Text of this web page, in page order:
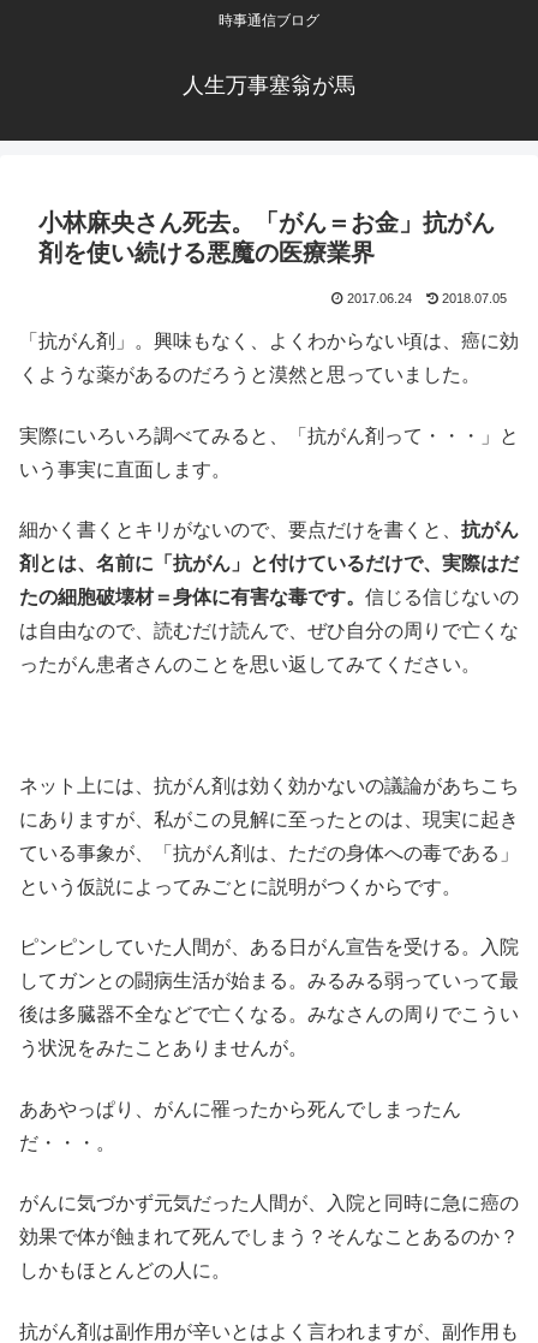
時事通信ブログ
人生万事塞翁が馬
小林麻央さん死去。「がん＝お金」抗がん
剤を使い続ける悪魔の医療業界
2017.06.24 2018.07.05
「抗がん剤」。興味もなく、よくわからない頃は、癌に効
くような薬があるのだろうと漠然と思っていました。
実際にいろいろ調べてみると、「抗がん剤って・・・」と
いう事実に直面します。
細かく書くとキリがないので、要点だけを書くと、 抗がん
剤とは、名前に「抗がん」と付けているだけで、実際はだ
たの細胞破壊材＝身体に有害な毒です。 信じる信じないの
は自由なので、読むだけ読んで、ぜひ自分の周りで亡くな
ったがん患者さんのことを思い返してみてください。
ネット上には、抗がん剤は効く効かないの議論があちこち
にありますが、私がこの見解に至ったとのは、現実に起き
ている事象が、「抗がん剤は、ただの身体への毒である」
という仮説によってみごとに説明がつくからです。
ピンピンしていた人間が、ある日がん宣告を受ける。入院
してガンとの闘病生活が始まる。みるみる弱っていって最
後は多臓器不全などで亡くなる。みなさんの周りでこうい
う状況をみたことありませんが。
ああやっぱり、がんに罹ったから死んでしまったん
だ・・・。
がんに気づかず元気だった人間が、入院と同時に急に癌の
効果で体が蝕まれて死んでしまう？そんなことあるのか？
しかもほとんどの人に。
抗がん剤は副作用が辛いとはよく言われますが、副作用も